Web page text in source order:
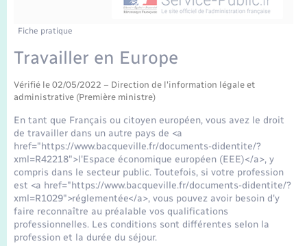
Organisation d’événement
Sécurité - Prévention
Seniors
Transports
Voirie et espace public
La Communauté de communes
Fiche pratique
Travailler en Europe
Vérifié le 02/05/2022 – Direction de l'information légale et
administrative (Première ministre)
En tant que Français ou citoyen européen, vous avez le droit
de travailler dans un autre pays de <a
href="https://www.bacqueville.fr/documents-didentite/?
xml=R42218">l'Espace économique européen (EEE)</a>, y
compris dans le secteur public. Toutefois, si votre profession
est <a href="https://www.bacqueville.fr/documents-didentite/?
xml=R1029">réglementée</a>, vous pouvez avoir besoin d'y
faire reconnaître au préalable vos qualifications
professionnelles. Les conditions sont différentes selon la
profession et la durée du séjour.